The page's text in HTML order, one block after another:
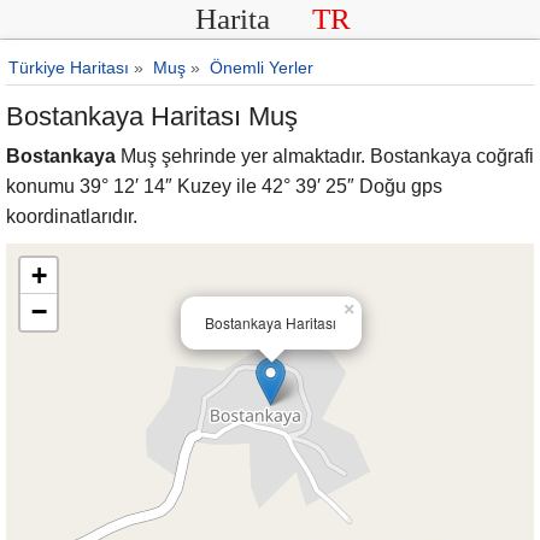
Harita TR
Türkiye Haritası » Muş » Önemli Yerler
Bostankaya Haritası Muş
Bostankaya Muş şehrinde yer almaktadır. Bostankaya coğrafi
konumu 39° 12′ 14″ Kuzey ile 42° 39′ 25″ Doğu gps
koordinatlarıdır.
Bostankaya Haritası
×
+
−